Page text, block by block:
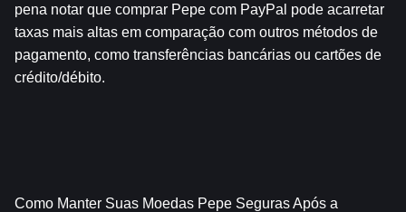
pena notar que comprar Pepe com PayPal pode acarretar
taxas mais altas em comparação com outros métodos de
pagamento, como transferências bancárias ou cartões de
crédito/débito.
Como Manter Suas Moedas Pepe Seguras Após a